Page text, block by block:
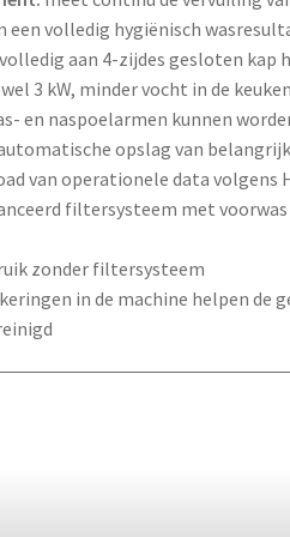
een volledig hygiënisch
volledig aan 4-zijdes gesloten
3 kW, minder vocht in de
en naspoelarmen kunnen
opslag van
van operationele data volgens
filtersysteem met
zonder filtersysteem
in de machine helpen de